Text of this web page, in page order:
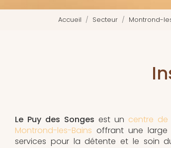
Accueil Secteur Montrond-
Le Puy des Songes est un centre
Montrond-les-Bains offrant une
services pour la détente et le soin